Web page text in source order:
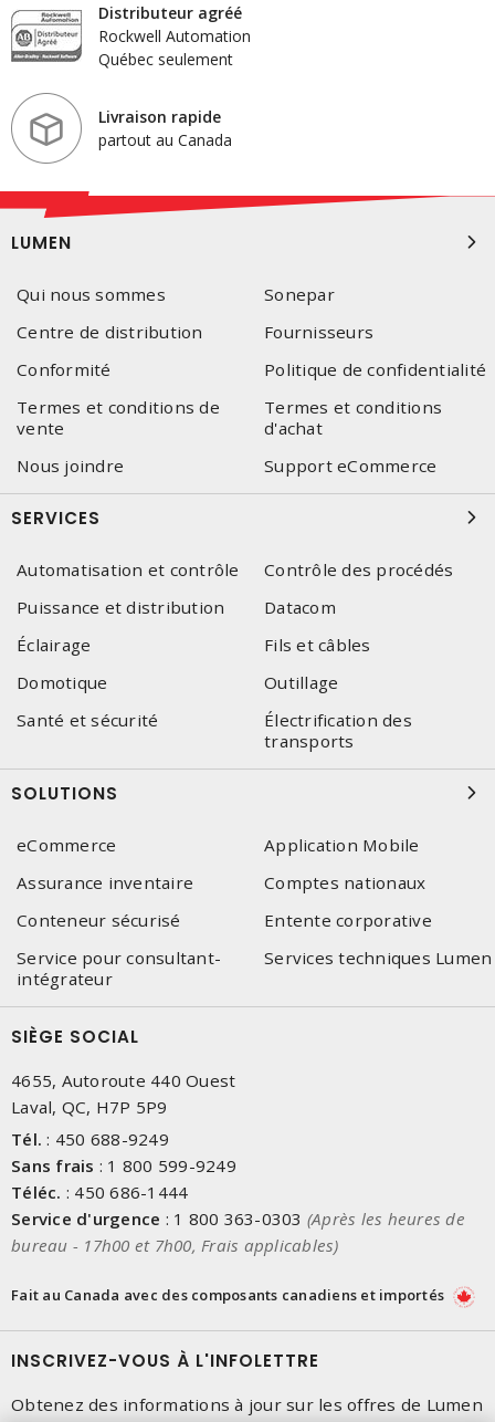
Distributeur agréé
Rockwell Automation
Québec seulement
Livraison rapide
partout au Canada
LUMEN
Qui nous sommes
Sonepar
Centre de distribution
Fournisseurs
Conformité
Politique de confidentialité
Termes et conditions de
vente
Termes et conditions
d'achat
Nous joindre
Support eCommerce
SERVICES
Automatisation et contrôle
Contrôle des procédés
Puissance et distribution
Datacom
Éclairage
Fils et câbles
Domotique
Outillage
Santé et sécurité
Électrification des
transports
SOLUTIONS
eCommerce
Application Mobile
Assurance inventaire
Comptes nationaux
Conteneur sécurisé
Entente corporative
Service pour consultant-
intégrateur
Services techniques Lumen
SIÈGE SOCIAL
4655, Autoroute 440 Ouest
Laval, QC, H7P 5P9
Tél. : 450 688-9249
Sans frais : 1 800 599-9249
Téléc. : 450 686-1444
Service d'urgence : 1 800 363-0303 (Après les heures de
bureau - 17h00 et 7h00, Frais applicables)
Fait au Canada avec des composants canadiens et importés
INSCRIVEZ-VOUS À L'INFOLETTRE
Obtenez des informations à jour sur les offres de Lumen